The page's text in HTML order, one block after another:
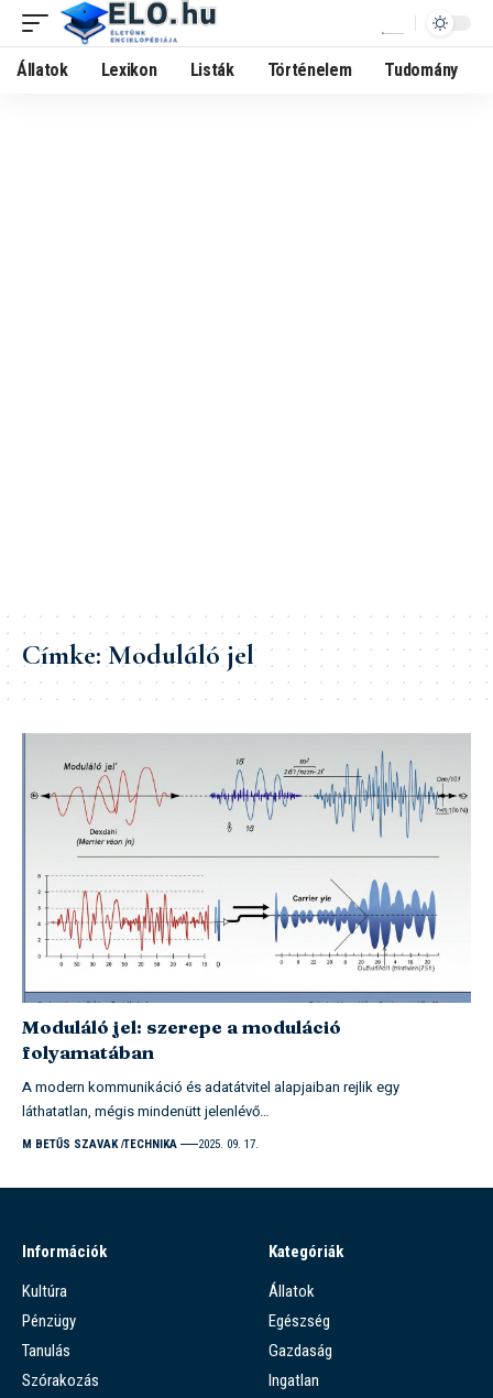
Állatok Lexikon Listák Történelem Tudomány
Címke:Moduláló jel
Moduláló jel: szerepe a moduláció
folyamatában
A modern kommunikáció és adatátvitel alapjaiban rejlik egy
láthatatlan, mégis mindenütt jelenlévő…
M BETŰS SZAVAK TECHNIKA 2025. 09. 17.
Információk
Kultúra
Pénzügy
Tanulás
Szórakozás
Kategóriák
Állatok
Egészség
Gazdaság
Ingatlan